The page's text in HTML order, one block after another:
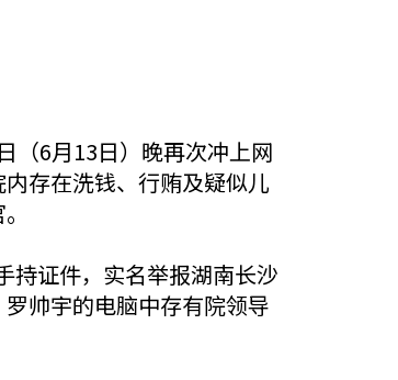
（6月13日）晚再次冲上网
存在洗钱、行贿及疑似儿
持证件，实名举报湖南长沙
帅宇的电脑中存有院领导